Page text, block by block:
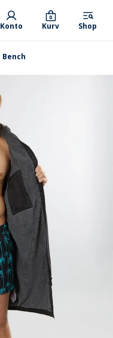
Konto Kurv
0
Shop
Bench